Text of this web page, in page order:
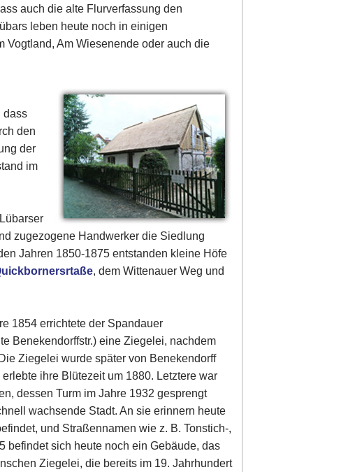
auch die alte Flurverfassung den
leben heute noch in einigen
Vogtland, Am Wiesenende oder auch die
dass
den
der
im
zugezogene Handwerker die Siedlung
Jahren 1850-1875 entstanden kleine Höfe
, dem Wittenauer Weg und
1854 errichtete der Spandauer
Benekendorffstr.) eine Ziegelei, nachdem
Ziegelei wurde später von Benekendorff
ihre Blütezeit um 1880. Letztere war
dessen Turm im Jahre 1932 gesprengt
wachsende Stadt. An sie erinnern heute
und Straßennamen wie z. B. Tonstich-,
befindet sich heute noch ein Gebäude, das
Ziegelei, die bereits im 19. Jahrhundert